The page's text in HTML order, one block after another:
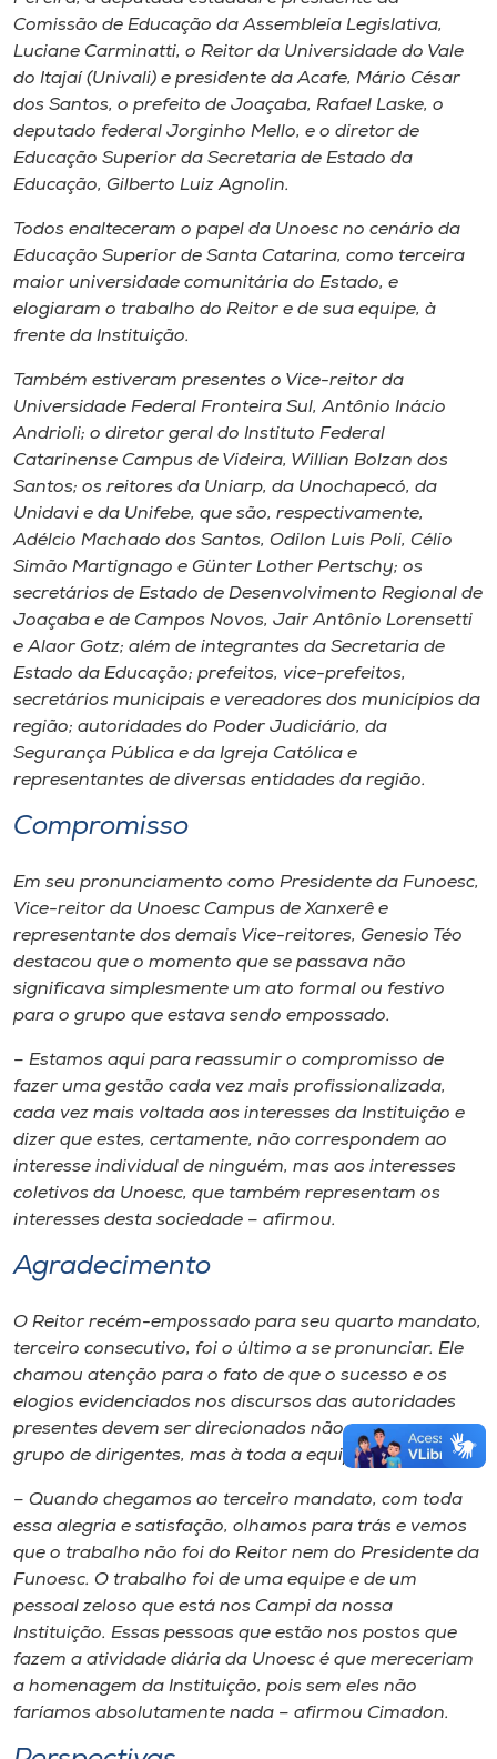
Comissão de Educação da Assembleia Legislativa,
Luciane Carminatti, o Reitor da Universidade do Vale
do Itajaí (Univali) e presidente da Acafe, Mário César
dos Santos, o prefeito de Joaçaba, Rafael Laske, o
deputado federal Jorginho Mello, e o diretor de
Educação Superior da Secretaria de Estado da
Educação, Gilberto Luiz Agnolin.
Todos enalteceram o papel da Unoesc no cenário da
Educação Superior de Santa Catarina, como terceira
maior universidade comunitária do Estado, e
elogiaram o trabalho do Reitor e de sua equipe, à
frente da Instituição.
Também estiveram presentes o Vice-reitor da
Universidade Federal Fronteira Sul, Antônio Inácio
Andrioli; o diretor geral do Instituto Federal
Catarinense Campus de Videira, Willian Bolzan dos
Santos; os reitores da Uniarp, da Unochapecó, da
Unidavi e da Unifebe, que são, respectivamente,
Adélcio Machado dos Santos, Odilon Luis Poli, Célio
Simão Martignago e Günter Lother Pertschy; os
secretários de Estado de Desenvolvimento Regional de
Joaçaba e de Campos Novos, Jair Antônio Lorensetti
e Alaor Gotz; além de integrantes da Secretaria de
Estado da Educação; prefeitos, vice-prefeitos,
secretários municipais e vereadores dos municípios da
região; autoridades do Poder Judiciário, da
Segurança Pública e da Igreja Católica e
representantes de diversas entidades da região.
Compromisso
Em seu pronunciamento como Presidente da Funoesc,
Vice-reitor da Unoesc Campus de Xanxerê e
representante dos demais Vice-reitores, Genesio Téo
destacou que o momento que se passava não
significava simplesmente um ato formal ou festivo
para o grupo que estava sendo empossado.
– Estamos aqui para reassumir o compromisso de
fazer uma gestão cada vez mais profissionalizada,
cada vez mais voltada aos interesses da Instituição e
dizer que estes, certamente, não correspondem ao
interesse individual de ninguém, mas aos interesses
coletivos da Unoesc, que também representam os
interesses desta sociedade – afirmou.
Agradecimento
O Reitor recém-empossado para seu quarto mandato,
terceiro consecutivo, foi o último a se pronunciar. Ele
chamou atenção para o fato de que o sucesso e os
elogios evidenciados nos discursos das autoridades
presentes devem ser direcionados não apenas ao
grupo de dirigentes, mas à toda a equipe da Unoesc.
– Quando chegamos ao terceiro mandato, com toda
essa alegria e satisfação, olhamos para trás e vemos
que o trabalho não foi do Reitor nem do Presidente da
Funoesc. O trabalho foi de uma equipe e de um
pessoal zeloso que está nos Campi da nossa
Instituição. Essas pessoas que estão nos postos que
fazem a atividade diária da Unoesc é que mereceriam
a homenagem da Instituição, pois sem eles não
faríamos absolutamente nada – afirmou Cimadon.